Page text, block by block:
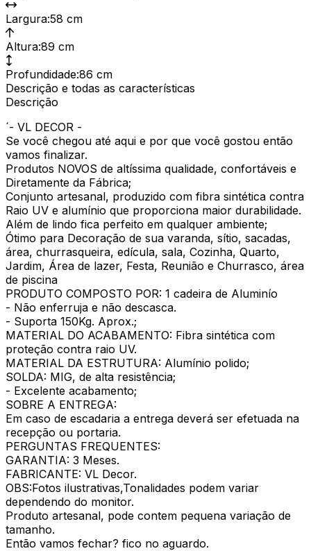
Largura:58 cm
Altura:89 cm
Profundidade:86 cm
Descrição e todas as características
Descrição
´- VL DECOR -
Se você chegou até aqui e por que você gostou então
vamos finalizar.
Produtos NOVOS de altíssima qualidade, confortáveis e
Diretamente da Fábrica;
Conjunto artesanal, produzido com fibra sintética contra
Raio UV e alumínio que proporciona maior durabilidade.
Além de lindo fica perfeito em qualquer ambiente;
Ótimo para Decoração de sua varanda, sítio, sacadas,
área, churrasqueira, edícula, sala, Cozinha, Quarto,
Jardim, Área de lazer, Festa, Reunião e Churrasco, área
de piscina
PRODUTO COMPOSTO POR: 1 cadeira de Aluminío
- Não enferruja e não descasca.
- Suporta 150Kg. Aprox.;
MATERIAL DO ACABAMENTO: Fibra sintética com
proteção contra raio UV.
MATERIAL DA ESTRUTURA: Alumínio polido;
SOLDA: MIG, de alta resistência;
- Excelente acabamento;
SOBRE A ENTREGA:
Em caso de escadaria a entrega deverá ser efetuada na
recepção ou portaria.
PERGUNTAS FREQUENTES:
GARANTIA: 3 Meses.
FABRICANTE: VL Decor.
OBS:Fotos ilustrativas,Tonalidades podem variar
dependendo do monitor.
Produto artesanal, pode contem pequena variação de
tamanho.
Então vamos fechar? fico no aguardo.